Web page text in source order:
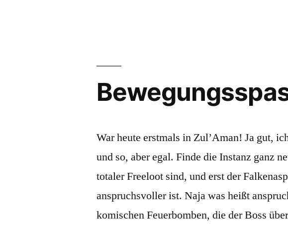
War heute erstmals in Zul’Aman! Ja gut,
und so, aber egal. Finde die Instanz ganz
totaler Freeloot sind, und erst der
anspruchsvoller ist. Naja was heißt
komischen Feuerbomben, die der Boss